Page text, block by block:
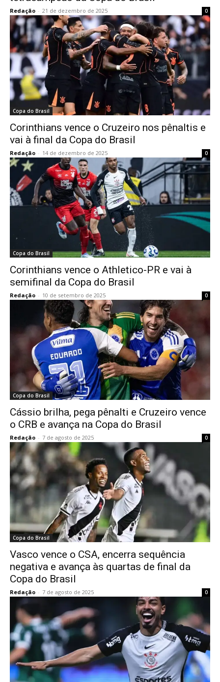
Redação - 21 de dezembro de 2025 0
Copa do Brasil
Corinthians vence o Cruzeiro nos pênaltis e
vai à final da Copa do Brasil
Redação - 14 de dezembro de 2025 0
Copa do Brasil
Corinthians vence o Athletico-PR e vai à
semifinal da Copa do Brasil
Redação - 10 de setembro de 2025 0
Copa do Brasil
Cássio brilha, pega pênalti e Cruzeiro vence
o CRB e avança na Copa do Brasil
Redação - 7 de agosto de 2025 0
Copa do Brasil
Vasco vence o CSA, encerra sequência
negativa e avança às quartas de final da
Copa do Brasil
Redação - 7 de agosto de 2025 0